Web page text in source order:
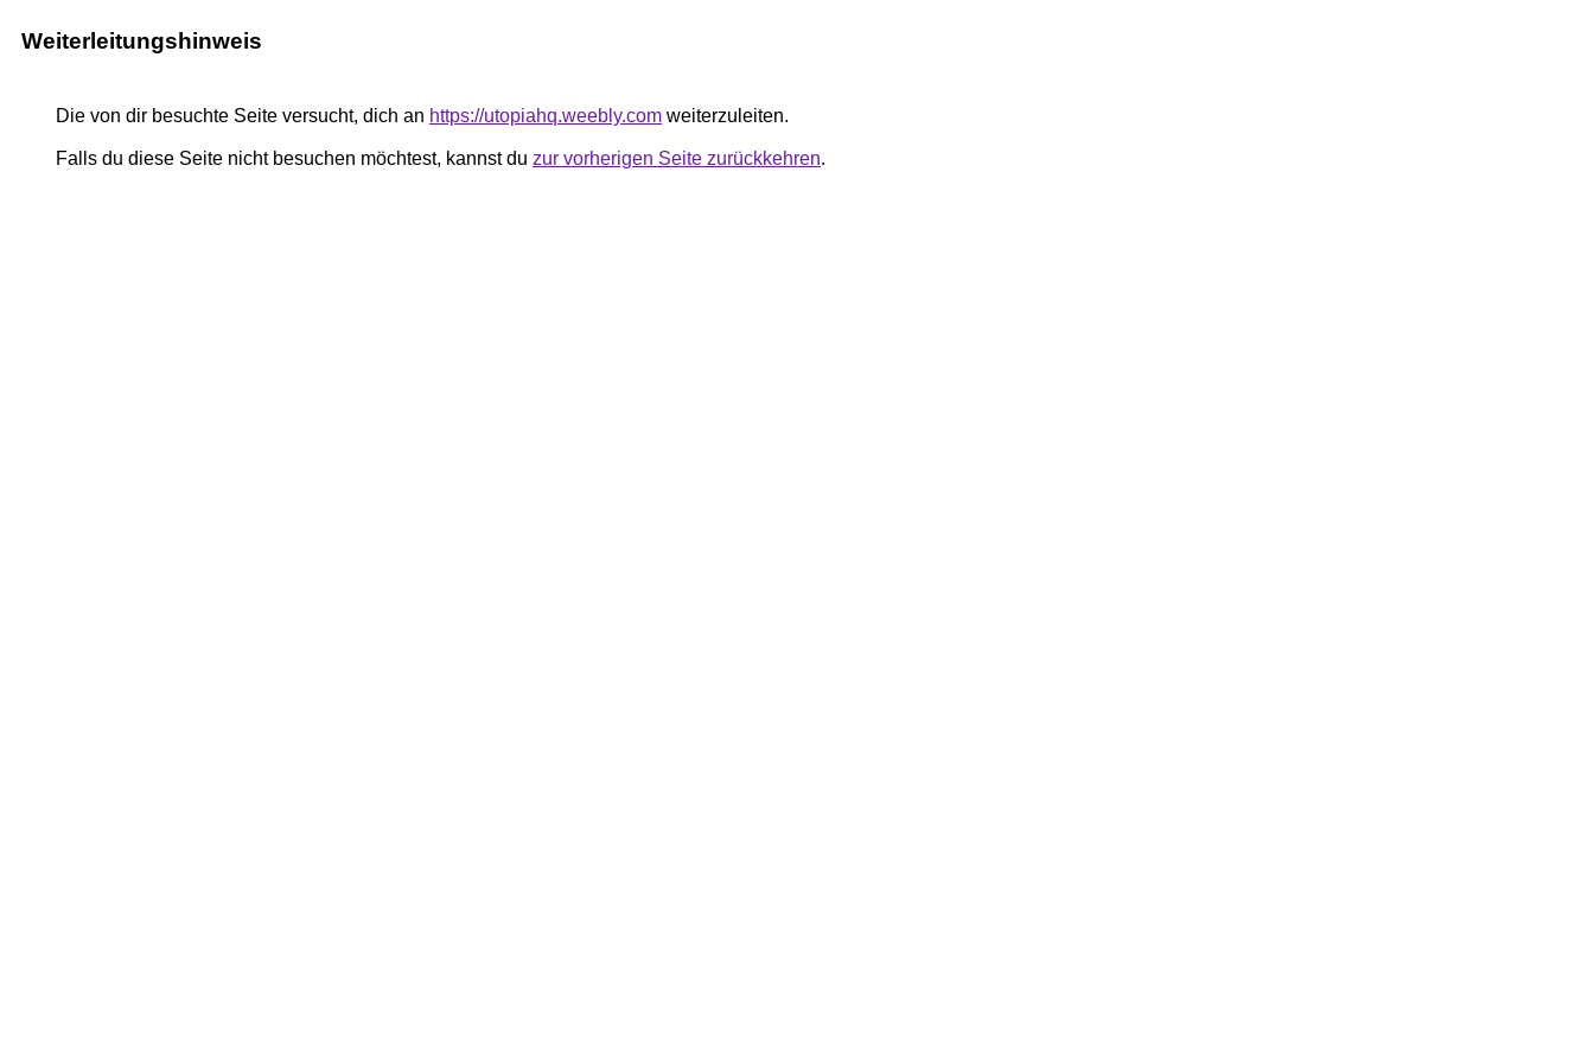
Weiterleitungshinweis
Die von dir besuchte Seite versucht, dich an https://utopiahq.weebly.com weiterzuleiten.
Falls du diese Seite nicht besuchen möchtest, kannst du zur vorherigen Seite zurückkehren.